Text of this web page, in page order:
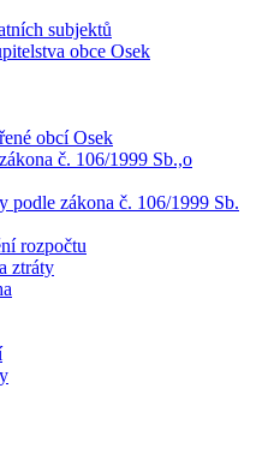
subjektů
obce Osek
obcí Osek
č. 106/1999 Sb.,o
podle zákona č. 106/1999 Sb.
rozpočtu
ztráty